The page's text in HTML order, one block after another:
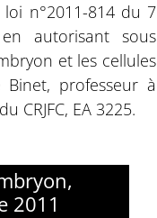
n°2011-814 du 7
autorisant sous
et les cellules
Binet, professeur à
CRJFC, EA 3225.
2011